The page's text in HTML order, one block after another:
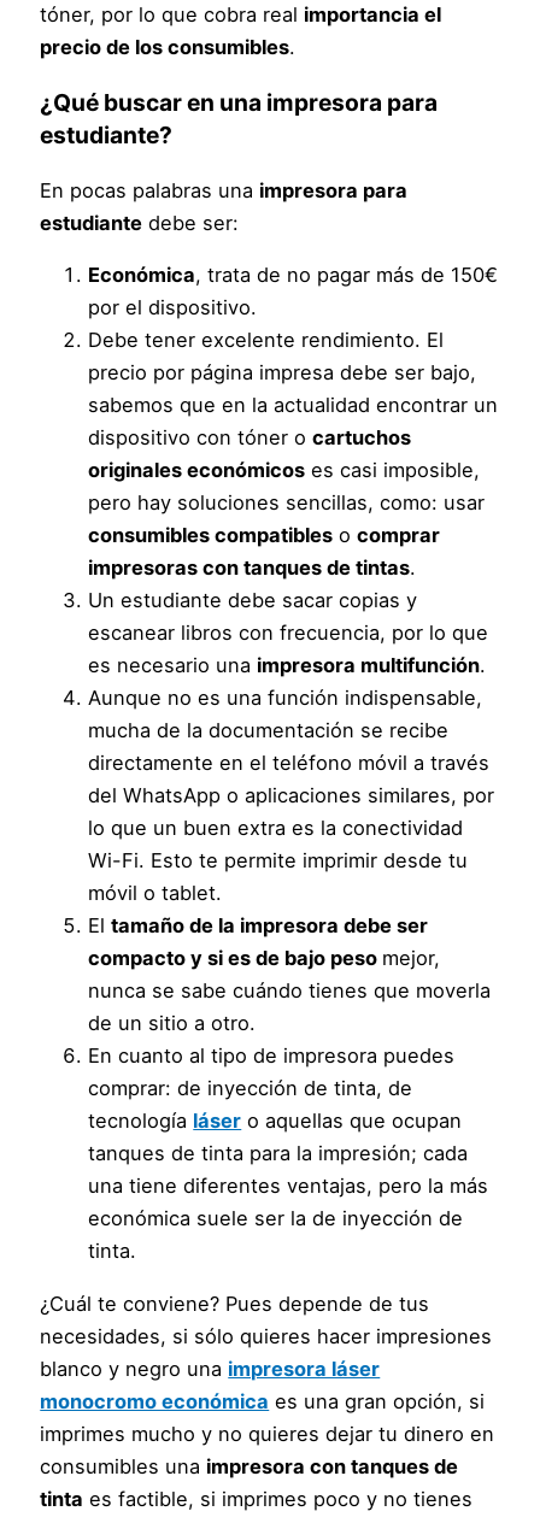
tóner, por lo que cobra real importancia el
precio de los consumibles.
¿Qué buscar en una impresora para
estudiante?
En pocas palabras una impresora para
estudiante debe ser:
Económica, trata de no pagar más de 150€
por el dispositivo.
Debe tener excelente rendimiento. El
precio por página impresa debe ser bajo,
sabemos que en la actualidad encontrar un
dispositivo con tóner ocartuchos
originales económicos es casi imposible,
pero hay soluciones sencillas, como: usar
consumibles compatibles ocomprar
impresoras con tanques de tintas.
Un estudiante debe sacar copias y
escanear libros con frecuencia, por lo que
es necesario una impresora multifunción.
Aunque no es una función indispensable,
mucha de la documentación se recibe
directamente en el teléfono móvil a través
del WhatsApp o aplicaciones similares, por
lo que un buen extra es la conectividad
Wi-Fi. Esto te permite imprimir desde tu
móvil o tablet.
Eltamaño de la impresora debe ser
compacto y si es de bajo peso mejor,
nunca se sabe cuándo tienes que moverla
de un sitio a otro.
En cuanto al tipo de impresora puedes
comprar: de inyección de tinta, de
tecnología láser o aquellas que ocupan
tanques de tinta para la impresión; cada
una tiene diferentes ventajas, pero la más
económica suele ser la de inyección de
tinta.
¿Cuál te conviene? Pues depende de tus
necesidades, si sólo quieres hacer impresiones
blanco y negro una impresora láser
monocromo económica es una gran opción, si
imprimes mucho y no quieres dejar tu dinero en
consumibles una impresora con tanques de
tinta es factible, si imprimes poco y no tienes